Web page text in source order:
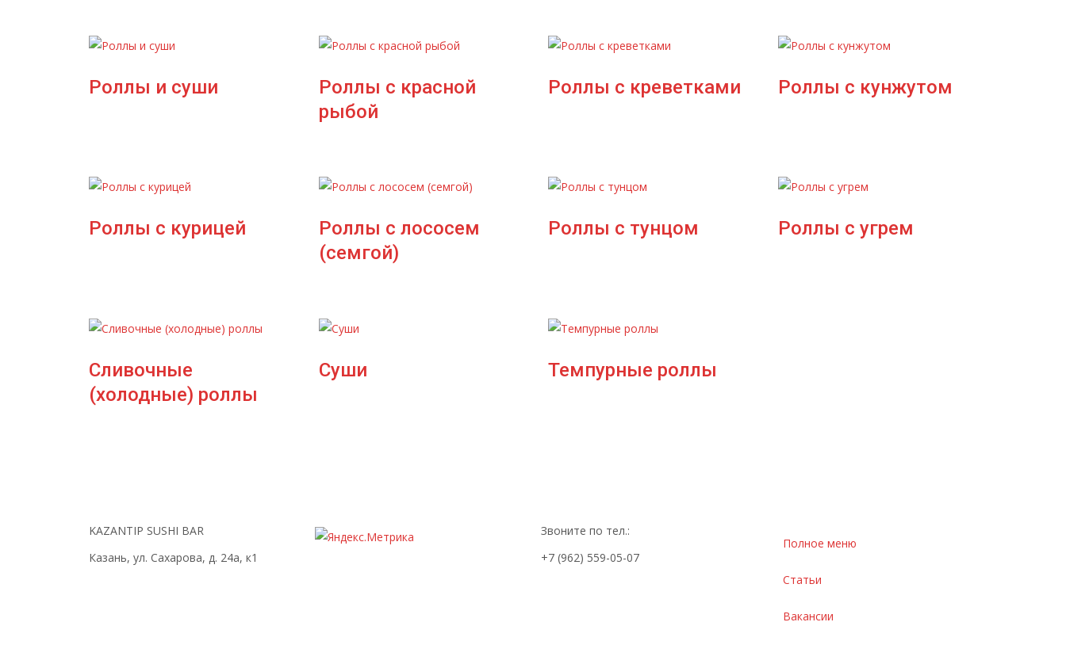
Роллы и суши
Роллы с красной
рыбой
Роллы с креветками Роллы с кунжутом
Роллы с курицей
Роллы с лососем
(семгой)
Роллы с тунцом Роллы с угрем
Сливочные
(холодные) роллы
Суши Темпурные роллы
KAZANTIP SUSHI BAR
Казань, ул. Сахарова, д. 24а, к1
Звоните по тел.:
+7 (962) 559-05-07
Полное меню
Статьи
Вакансии